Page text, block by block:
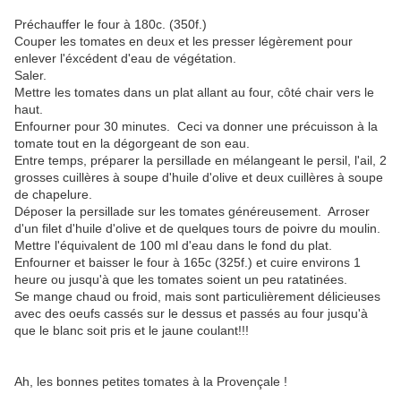
Préchauffer le four à 180c. (350f.)
Couper les tomates en deux et les presser légèrement pour
enlever l'éxcédent d'eau de végétation.
Saler.
Mettre les tomates dans un plat allant au four, côté chair vers le
haut.
Enfourner pour 30 minutes. Ceci va donner une précuisson à la
tomate tout en la dégorgeant de son eau.
Entre temps, préparer la persillade en mélangeant le persil, l'ail, 2
grosses cuillères à soupe d'huile d'olive et deux cuillères à soupe
de chapelure.
Déposer la persillade sur les tomates généreusement. Arroser
d'un filet d'huile d'olive et de quelques tours de poivre du moulin.
Mettre l'équivalent de 100 ml d'eau dans le fond du plat.
Enfourner et baisser le four à 165c (325f.) et cuire environs 1
heure ou jusqu'à que les tomates soient un peu ratatinées.
Se mange chaud ou froid, mais sont particulièrement délicieuses
avec des oeufs cassés sur le dessus et passés au four jusqu'à
que le blanc soit pris et le jaune coulant!!!
Ah, les bonnes petites tomates à la Provençale !